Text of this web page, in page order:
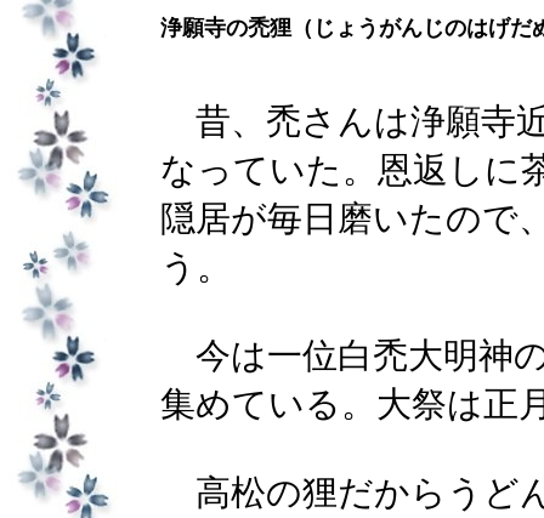
浄願寺の禿狸（じょうがんじのはげだ
昔、禿さんは浄願寺
なっていた。恩返しに
隠居が毎日磨いたので
う。
今は一位白禿大明神
集めている。大祭は正
高松の狸だからうど